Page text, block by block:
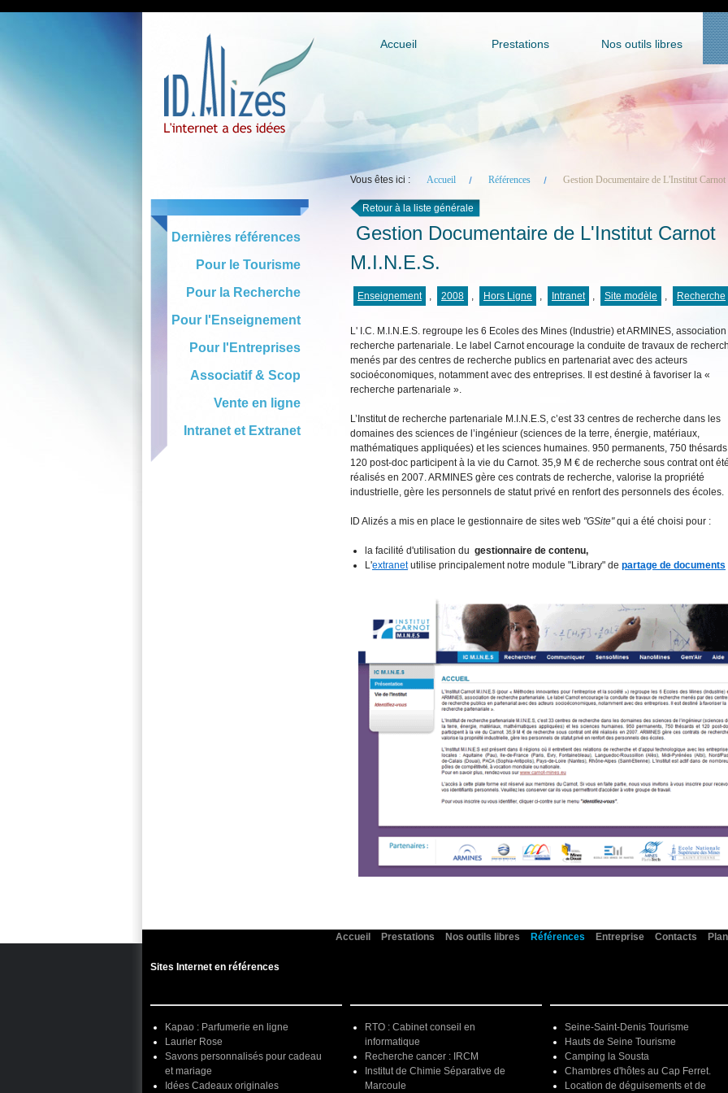
Accueil Prestations Nos outils libres
Vous êtes ici : Accueil Références Gestion Documentaire de L'Institut
Dernières références
Pour le Tourisme
Pour la Recherche
Pour l'Enseignement
Pour l'Entreprises
Associatif & Scop
Vente en ligne
Intranet et Extranet
Retour à la liste générale
Gestion Documentaire de L'Institut Carnot
M.I.N.E.S.
Enseignement , 2008 , Hors Ligne , Intranet , Site modèle , Recherche
L' I.C. M.I.N.E.S. regroupe les 6 Ecoles des Mines (Industrie) et ARMINES,
recherche partenariale. Le label Carnot encourage la conduite de travaux de
menés par des centres de recherche publics en partenariat avec des acteurs
socioéconomiques, notamment avec des entreprises. Il est destiné à favoriser la «
recherche partenariale ».
L’Institut de recherche partenariale M.I.N.E.S, c’est 33 centres de recherche dans les
domaines des sciences de l’ingénieur (sciences de la terre, énergie, matériaux,
mathématiques appliquées) et les sciences humaines. 950 permanents, 750
120 post-doc participent à la vie du Carnot. 35,9 M € de recherche sous contrat ont
réalisés en 2007. ARMINES gère ces contrats de recherche, valorise la propriété
industrielle, gère les personnels de statut privé en renfort des personnels des écoles.
ID Alizés a mis en place le gestionnaire de sites web "GSite"qui a été choisi pour :
la facilité d'utilisation du gestionnaire de contenu,
L'extranetutilise principalement notre module "Library" de partage de documents
Contacts
Accueil Prestations Nos outils libres Références Entreprise
Sites Internet en références
Kapao : Parfumerie en ligne
Laurier Rose
Savons personnalisés pour cadeau
et mariage
Idées Cadeaux originales
RTO : Cabinet conseil en
informatique
Recherche cancer : IRCM
Institut de Chimie Séparative de
Marcoule
Seine-Saint-Denis Tourisme
Hauts de Seine Tourisme
Camping la Sousta
Chambres d'hôtes au Cap Ferret.
Location de déguisements et de